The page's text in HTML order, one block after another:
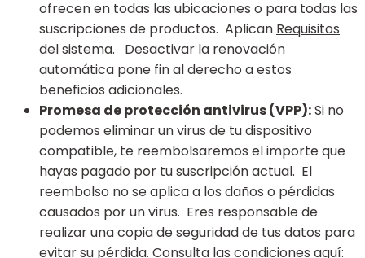
ofrecen en todas las ubicaciones o para todas las
suscripciones de productos. Aplican Requisitos
del sistema. Desactivar la renovación
automática pone fin al derecho a estos
beneficios adicionales.
Promesa de protección antivirus (VPP):Si no
podemos eliminar un virus de tu dispositivo
compatible, te reembolsaremos el importe que
hayas pagado por tu suscripción actual. El
reembolso no se aplica a los daños o pérdidas
causados por un virus. Eres responsable de
realizar una copia de seguridad de tus datos para
evitar su pérdida. Consulta las condiciones aquí: